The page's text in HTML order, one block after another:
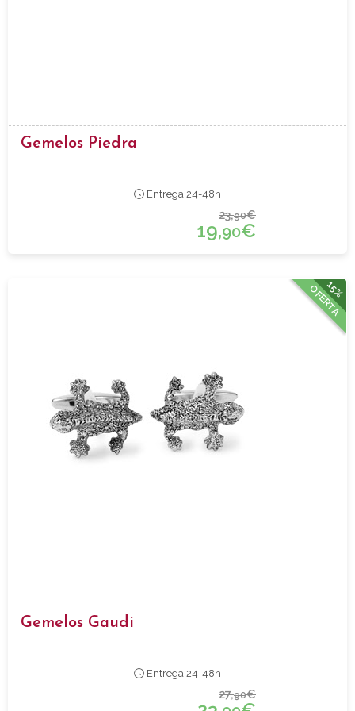
Gemelos Piedra
Entrega 24-48h
23,90€
19,90€
15%
OFERTA
Gemelos Gaudi
Entrega 24-48h
27,90€